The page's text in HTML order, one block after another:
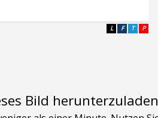
P
T
F
L
Bild herunterzuladen